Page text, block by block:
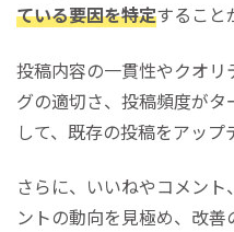
ている要因を特定すること
投稿内容の一貫性やクオ
グの適切さ、投稿頻度が
して、既存の投稿をアップ
さらに、いいねやコメン
ントの動向を見極め、改